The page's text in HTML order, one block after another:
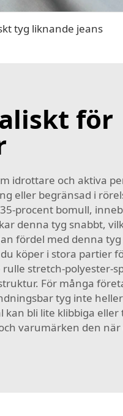
tyg liknande jeans
för
idrottare och aktiva
eller begränsad i
procent bomull,
denna tyg snabbt,
fördel med denna
köper i stora partier
stretch-polyester-
För många
tyg inte
bli lite klibbiga eller
varumärken den när